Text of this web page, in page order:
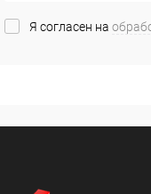
Я согласен на